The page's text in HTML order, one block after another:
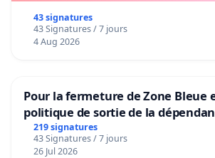
43 signatures
43 Signatures / 7 jours
4 Aug 2026
Pour la fermeture de Zone Bleue
politique de sortie de la
219 signatures
43 Signatures / 7 jours
26 Jul 2026